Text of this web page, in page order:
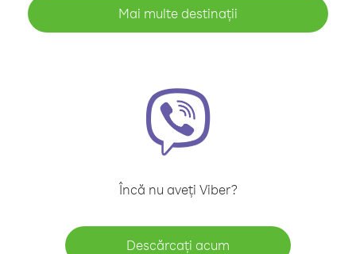
Mai multe destinații
Încă nu aveți Viber?
Descărcați acum